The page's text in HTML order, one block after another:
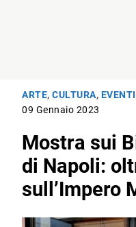
ARTE,CULTURA, EVENTI
09 Gennaio 2023
Mostra sui
di Napoli:
sull’Impero